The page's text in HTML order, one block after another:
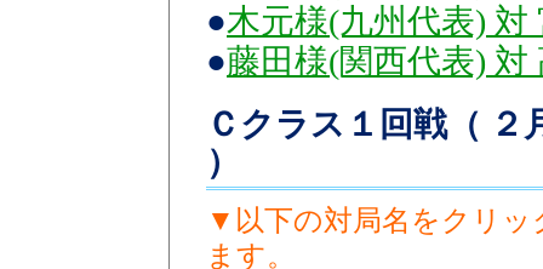
●木元様(九州代表) 対
●藤田様(関西代表) 対
Ｃクラス１回戦（ ２
）
▼以下の対局名をクリッ
ます。